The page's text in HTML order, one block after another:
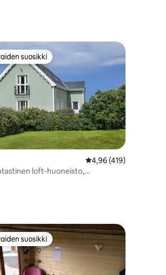
4,93/5, 226 arvostelua
suosikki
suosikki
Keskimääräinen arvio
4,96 (419)
loft-huoneisto,
suosikki
suosikki